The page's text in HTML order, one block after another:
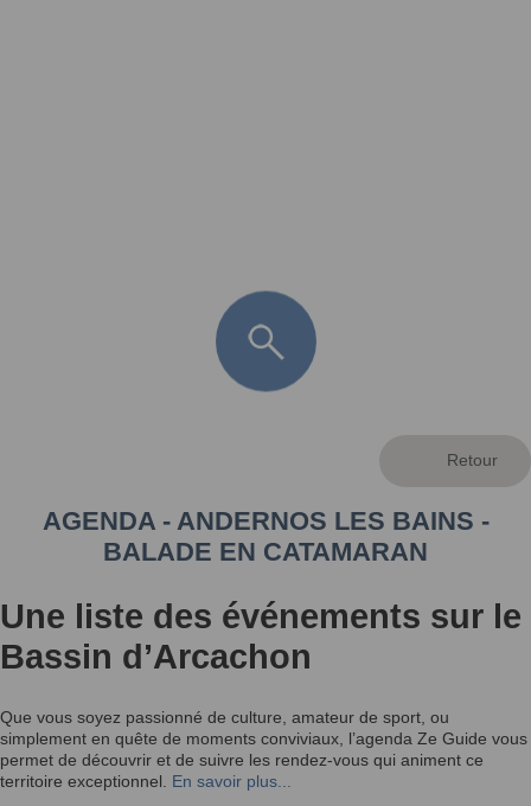
AGENDA - ANDERNOS LES BAINS -
BALADE EN CATAMARAN
Une liste des événements sur le
Bassin d’Arcachon
Que vous soyez passionné de culture, amateur de sport, ou
simplement en quête de moments conviviaux, l’agenda Ze Guide vous
permet de découvrir et de suivre les rendez-vous qui animent ce
territoire exceptionnel. En savoir plus...